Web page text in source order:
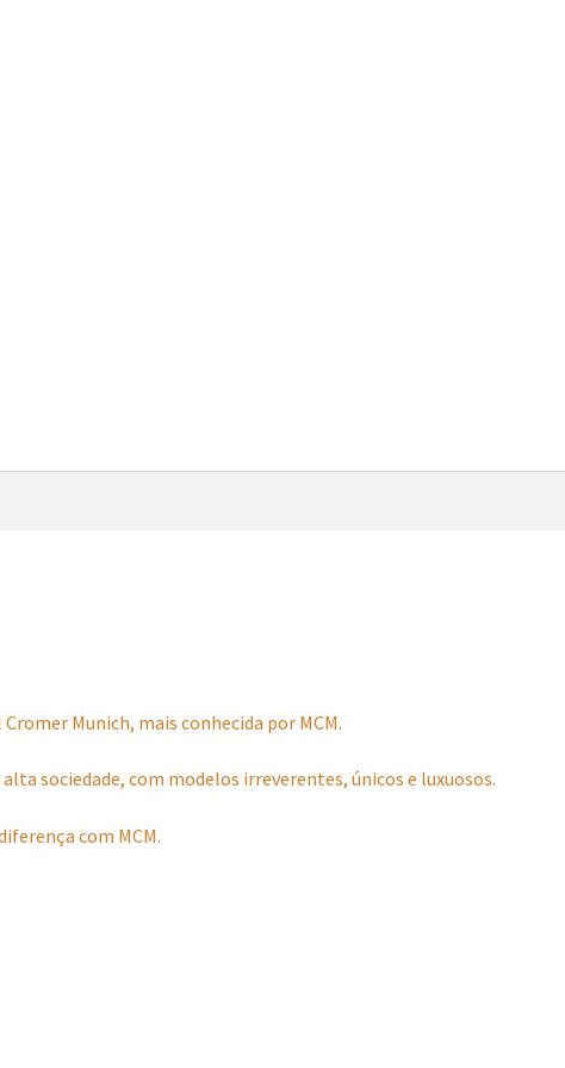
Munich, mais conhecida por MCM.
sociedade, com modelos irreverentes, únicos e luxuosos.
com MCM.